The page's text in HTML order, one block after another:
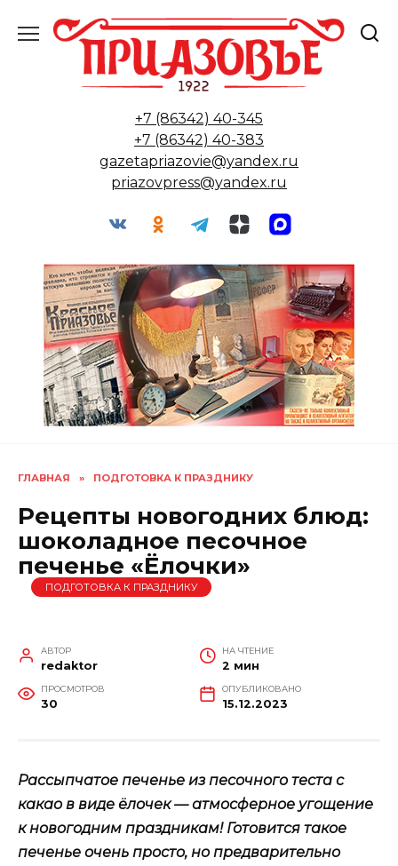
содержанию
+7 (86342) 40-345
+7 (86342) 40-383
gazetapriazovie@yandex.ru
priazovpress@yandex.ru
ГЛАВНАЯ » ПОДГОТОВКА К ПРАЗДНИКУ
Рецепты новогодних блюд:
шоколадное песочное
печенье «Ёлочки»
ПОДГОТОВКА К ПРАЗДНИКУ
АВТОР
redaktor
НА ЧТЕНИЕ
2 мин
ПРОСМОТРОВ
30
ОПУБЛИКОВАНО
15.12.2023
Рассыпчатое печенье из песочного теста с
какао в виде ёлочек — атмосферное угощение
к новогодним праздникам! Готовится такое
печенье очень просто, но предварительно